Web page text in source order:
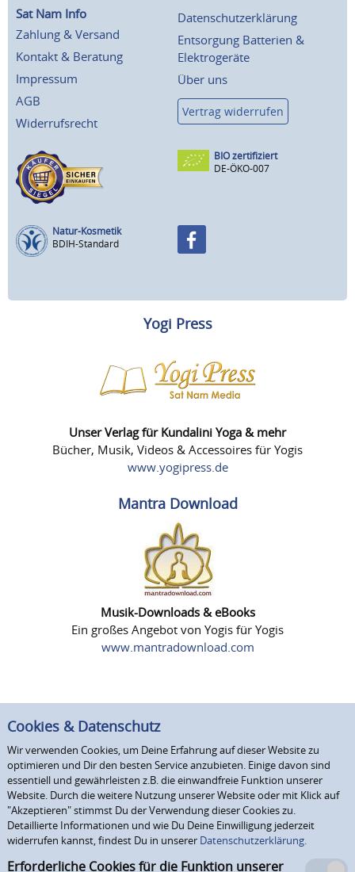
Sat Nam Info
Zahlung & Versand
Kontakt & Beratung
Impressum
AGB
Widerrufsrecht
Datenschutzerklärung
Entsorgung Batterien &
Elektrogeräte
Über uns
Vertrag widerrufen
BIO zertifiziert
DE-ÖKO-007
Natur-Kosmetik
BDIH-Standard
Yogi Press
Unser Verlag für Kundalini Yoga & mehr
Bücher, Musik, Videos & Accessoires für Yogis
www.yogipress.de
Mantra Download
Musik-Downloads & eBooks
Ein großes Angebot von Yogis für Yogis
www.mantradownload.com
Cookies & Datenschutz
Wir verwenden Cookies, um Deine Erfahrung auf dieser Website zu
optimieren und Dir den besten Service anzubieten. Einige davon sind
essentiell und gewährleisten z.B. die einwandfreie Funktion unserer
Website. Durch die weitere Nutzung unserer Website oder mit Klick auf
"Akzeptieren" stimmst Du der Verwendung dieser Cookies zu.
Detaillierte Informationen und wie Du Deine Einwilligung jederzeit
widerrufen kannst, findest Du in unserer Datenschutzerklärung.
Erforderliche Cookies für die Funktion unserer